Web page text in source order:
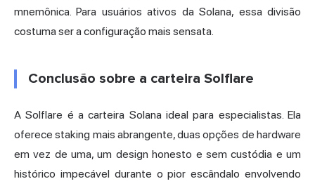
mnemônica. Para usuários ativos da Solana, essa divisão
costuma ser a configuração mais sensata.
Conclusão sobre a carteira Solflare
A Solflare é acarteira Solana ideal para especialistas. Ela
oferece staking mais abrangente, duas opções de hardware
em vez de uma, um design honesto e sem custódia e um
histórico impecável durante o pior escândalo envolvendo